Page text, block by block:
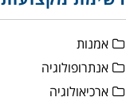
אמנות
אנתרופולוגיה
ארכיאולוגיה